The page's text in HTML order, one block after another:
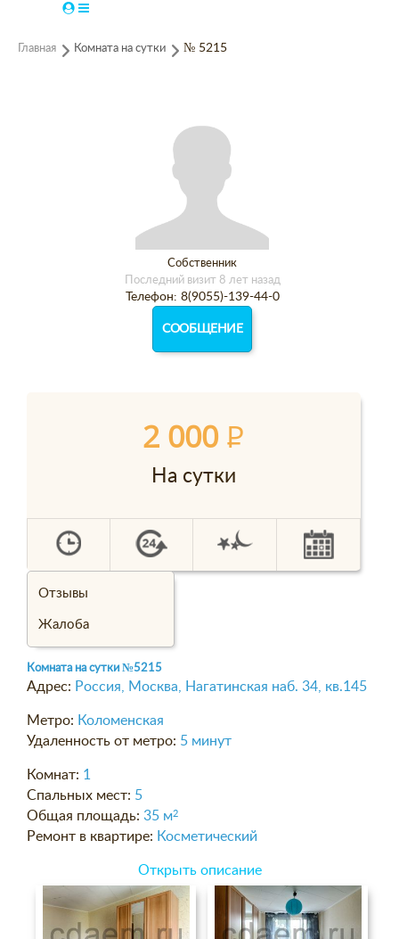
Главная Комната на сутки № 5215
Собственник
Последний визит 8 лет назад
Телефон: 8(9055)-139-44-0
СООБЩЕНИЕ
2 000P
На сутки
Отзывы
Жалоба
Комната на сутки №5215
Адрес: Россия, Москва, Нагатинская наб. 34, кв.145
Метро: Коломенская
Удаленность от метро: 5 минут
Комнат: 1
Спальных мест: 5
Общая площадь: 35 м2
Ремонт в квартире: Косметический
Открыть описание